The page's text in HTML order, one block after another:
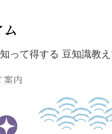
知って得する 豆知識教